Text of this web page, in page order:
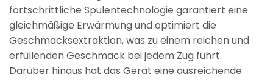
fortschrittliche Spulentechnologie garantiert eine
gleichmäßige Erwärmung und optimiert die
Geschmacksextraktion, was zu einem reichen und
erfüllenden Geschmack bei jedem Zug führt.
Darüber hinaus hat das Gerät eine ausreichende